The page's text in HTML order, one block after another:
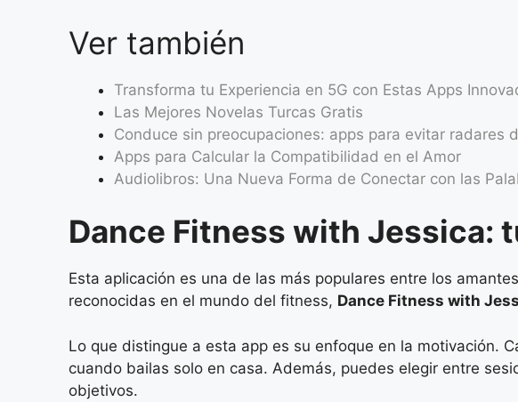
Ver también
Transforma tu Experiencia en 5G con Estas Apps
Las Mejores Novelas Turcas Gratis
Conduce sin preocupaciones: apps para evitar radares
Apps para Calcular la Compatibilidad en el Amor
Audiolibros: Una Nueva Forma de Conectar con las
Dance Fitness with Jessica:
Esta aplicación es una de las más populares entre los
reconocidas en el mundo del fitness, Dance Fitness with
Lo que distingue a esta app es su enfoque en la motivación.
cuando bailas solo en casa. Además, puedes elegir entre
objetivos.